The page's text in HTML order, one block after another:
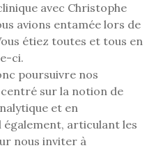
avec Christophe
avions entamée lors de
étiez toutes et tous en
ci.
poursuivre nos
sur la notion de
et en
également, articulant les
nous inviter à